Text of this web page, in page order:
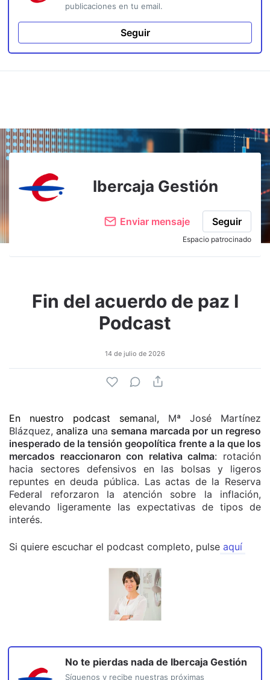
publicaciones en tu email.
Seguir
Ibercaja Gestión
Enviar mensaje Seguir
Espacio patrocinado
Fin del acuerdo de paz I
Podcast
14 de julio de 2026
En nuestro podcast semanal, Mª José Martínez
Blázquez, analiza una semana marcada por un regreso
inesperado de la tensión geopolítica frente a la que los
mercados reaccionaron con relativa calma: rotación
hacia sectores defensivos en las bolsas y ligeros
repuntes en deuda pública. Las actas de la Reserva
Federal reforzaron la atención sobre la inflación,
elevando ligeramente las expectativas de tipos de
interés.
Si quiere escuchar el podcast completo, pulse aquí
No te pierdas nada de Ibercaja Gestión
Síguenos y recibe nuestras próximas